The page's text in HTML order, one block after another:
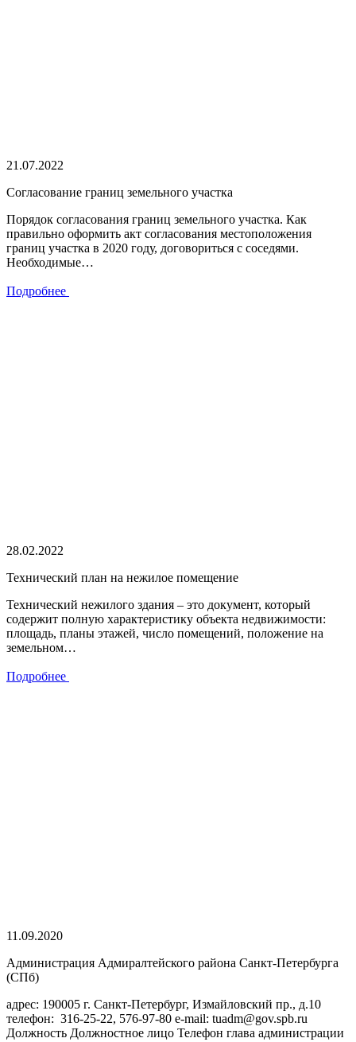
21.07.2022
Cогласование границ земельного участка
Порядок согласования границ земельного участка. Как
правильно оформить акт согласования местоположения
границ участка в 2020 году, договориться с соседями.
Необходимые…
Подробнее
28.02.2022
Технический план на нежилое помещение
Технический нежилого здания – это документ, который
содержит полную характеристику объекта недвижимости:
площадь, планы этажей, число помещений, положение на
земельном…
Подробнее
11.09.2020
Администрация Адмиралтейского района Санкт-Петербурга
(СПб)
адрес: 190005 г. Санкт-Петербург, Измайловский пр., д.10
телефон: 316-25-22, 576-97-80 e-mail: tuadm@gov.spb.ru
Должность Должностное лицо Телефон глава администрации